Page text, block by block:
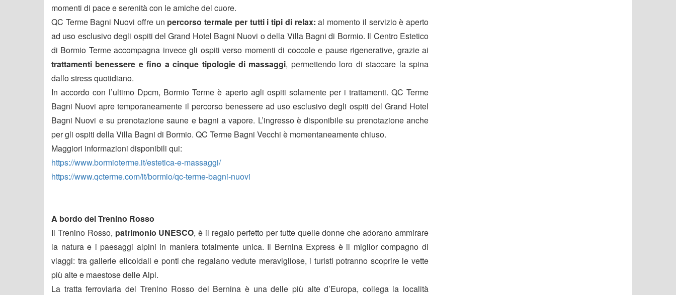
momenti di pace e serenità con le amiche del cuore.
QC Terme Bagni Nuovi offre un percorso termale per tutti i tipi di relax: al momento il servizio è aperto
ad uso esclusivo degli ospiti del Grand Hotel Bagni Nuovi o della Villa Bagni di Bormio. Il Centro Estetico
di Bormio Terme accompagna invece gli ospiti verso momenti di coccole e pause rigenerative, grazie ai
trattamenti benessere e fino a cinque tipologie di massaggi, permettendo loro di staccare la spina
dallo stress quotidiano.
In accordo con l’ultimo Dpcm, Bormio Terme è aperto agli ospiti solamente per i trattamenti. QC Terme
Bagni Nuovi apre temporaneamente il percorso benessere ad uso esclusivo degli ospiti del Grand Hotel
Bagni Nuovi e su prenotazione saune e bagni a vapore. L’ingresso è disponibile su prenotazione anche
per gli ospiti della Villa Bagni di Bormio. QC Terme Bagni Vecchi è momentaneamente chiuso.
Maggiori informazioni disponibili qui:
https://www.bormioterme.it/estetica-e-massaggi/
https://www.qcterme.com/it/bormio/qc-terme-bagni-nuovi
A bordo del Trenino Rosso
Il Trenino Rosso, patrimonio UNESCO, è il regalo perfetto per tutte quelle donne che adorano ammirare
la natura e i paesaggi alpini in maniera totalmente unica. Il Bernina Express è il miglior compagno di
viaggi: tra gallerie elicoidali e ponti che regalano vedute meravigliose, i turisti potranno scoprire le vette
più alte e maestose delle Alpi.
La tratta ferroviaria del Trenino Rosso del Bernina è una delle più alte d’Europa, collega la località